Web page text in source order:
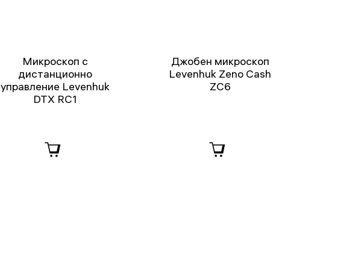
Микроскоп с
дистанционно
управление Levenhuk
DTX RC1
Джобен микроскоп
Levenhuk Zeno Cash
ZC6